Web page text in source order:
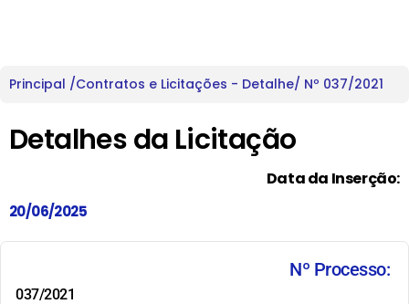
Principal /Contratos e Licitações - Detalhe/ Nº 037/2021
Detalhes da Licitação
Data da Inserção:
20/06/2025
Nº Processo:
037/2021